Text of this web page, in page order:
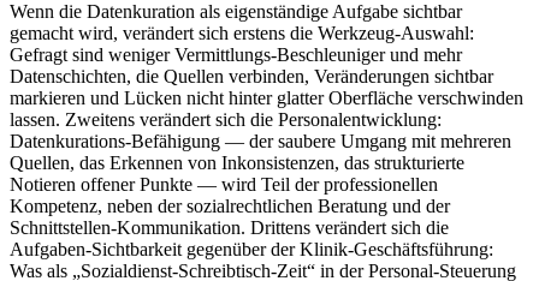
Wenn die Datenkuration als eigenständige Aufgabe sichtbar
gemacht wird, verändert sich erstens die Werkzeug-Auswahl:
Gefragt sind weniger Vermittlungs-Beschleuniger und mehr
Datenschichten, die Quellen verbinden, Veränderungen sichtbar
markieren und Lücken nicht hinter glatter Oberfläche verschwinden
lassen. Zweitens verändert sich die Personalentwicklung:
Datenkurations-Befähigung — der saubere Umgang mit mehreren
Quellen, das Erkennen von Inkonsistenzen, das strukturierte
Notieren offener Punkte — wird Teil der professionellen
Kompetenz, neben der sozialrechtlichen Beratung und der
Schnittstellen-Kommunikation. Drittens verändert sich die
Aufgaben-Sichtbarkeit gegenüber der Klinik-Geschäftsführung:
Was als „Sozialdienst-Schreibtisch-Zeit“ in der Personal-Steuerung